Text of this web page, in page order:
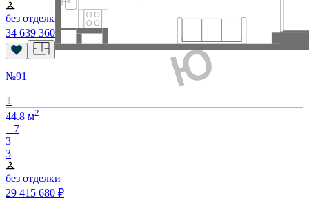
без отделки
34 639 360 ₽
№91
1
44.8 м2
7
3
3
без отделки
29 415 680 ₽